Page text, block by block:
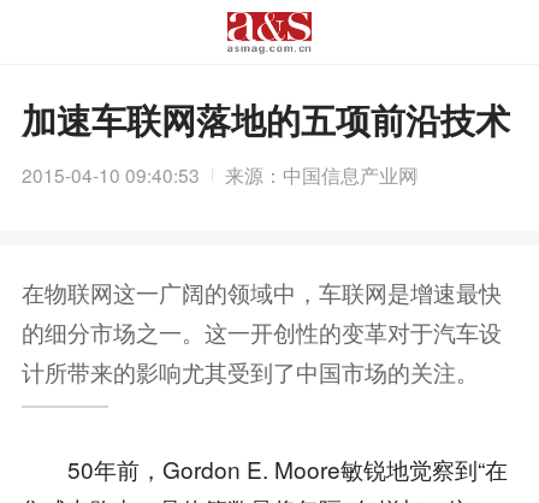
加速车联网落地的五项前沿技术
2015-04-10 09:40:53 来源：中国信息产业网
在物联网这一广阔的领域中，车联网是增速最快
的细分市场之一。这一开创性的变革对于汽车设
计所带来的影响尤其受到了中国市场的关注。
50年前，Gordon E. Moore敏锐地觉察到“在